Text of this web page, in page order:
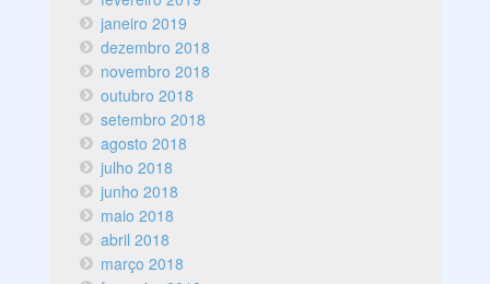
janeiro 2019
dezembro 2018
novembro 2018
outubro 2018
setembro 2018
agosto 2018
julho 2018
junho 2018
maio 2018
abril 2018
março 2018